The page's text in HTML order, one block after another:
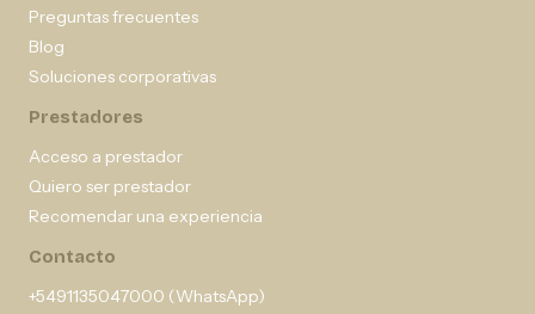
Preguntas frecuentes
Blog
Soluciones corporativas
Prestadores
Acceso a prestador
Quiero ser prestador
Recomendar una experiencia
Contacto
+5491135047000 (WhatsApp)